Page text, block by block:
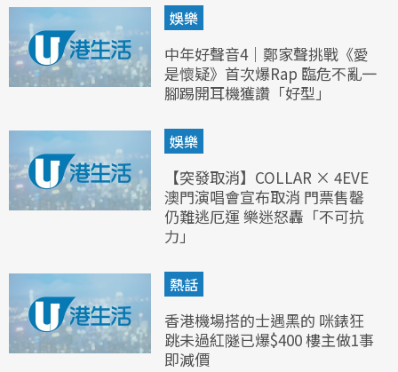
娛樂
中年好聲音4｜鄭家聲挑戰《愛
是懷疑》首次爆Rap 臨危不亂一
腳踢開耳機獲讚「好型」
娛樂
【突發取消】COLLAR × 4EVE
澳門演唱會宣布取消 門票售罄
仍難逃厄運 樂迷怒轟「不可抗
力」
熱話
香港機場搭的士遇黑的 咪錶狂
跳未過紅隧已爆$400 樓主做1事
即減價